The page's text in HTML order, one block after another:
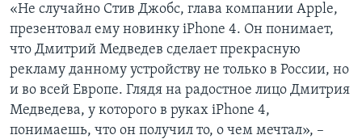
«Не случайно Стив Джобс, глава компании Apple,
презентовал ему новинку iPhone 4. Он понимает,
что Дмитрий Медведев сделает прекрасную
рекламу данному устройству не только в России, но
и во всей Европе. Глядя на радостное лицо Дмитрия
Медведева, у которого в руках iPhone 4,
понимаешь, что он получил то, о чем мечтал», –